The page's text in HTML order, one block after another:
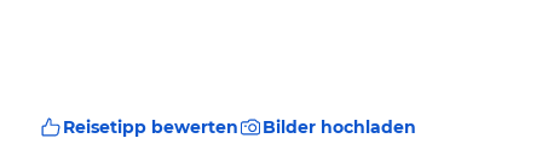
Reisetipp bewerten Bilder hochladen